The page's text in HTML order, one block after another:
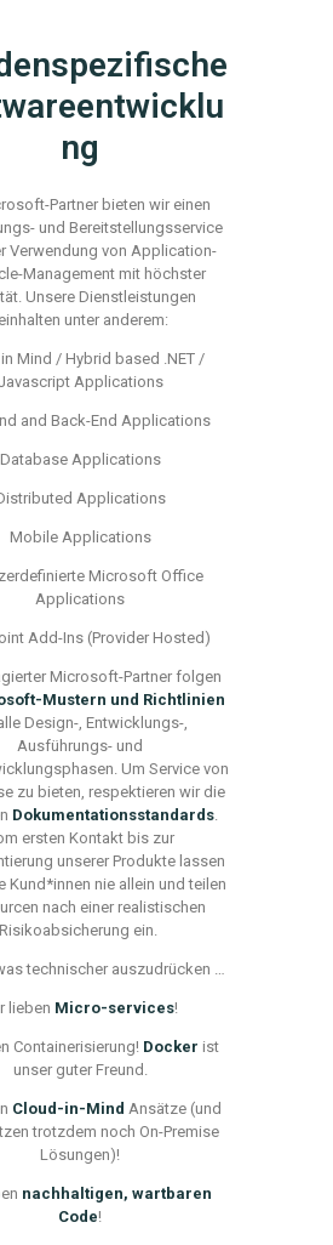
ng
Partner bieten wir einen
und Bereitstellungsservice
Verwendung von Application-
e-Management mit höchster
. Unsere Dienstleistungen
unter anderem:
Mind / Hybrid based .NET /
Applications
and Back-End Applications
Database Applications
Applications
Mobile Applications
Microsoft Office
Applications
Add-Ins (Provider Hosted)
Microsoft-Partner folgen
t-Mustern und Richtlinien
Design-, Entwicklungs-,
Ausführungs- und
Um Service von
zu bieten, respektieren wir die
Dokumentationsstandard s.
ersten Kontakt bis zur
unserer Produkte lassen
Kund *innen nie allein und teilen
nach einer realistischen
Risikoabsicherung ein.
technischer auszudrücken …
lieben Micro-services!
Containerisierung! Docker ist
unser guter Freund.
Cloud-in-Mind Ansätze (und
trotzdem noch On-Premise
Lösungen)!
nachhaltigen, wartbaren
Code!